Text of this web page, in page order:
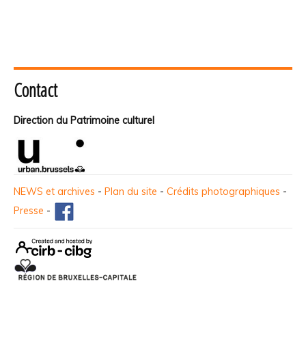
Contact
Direction du Patrimoine culturel
NEWS et archives - Plan du site - Crédits photographiques -
Presse -